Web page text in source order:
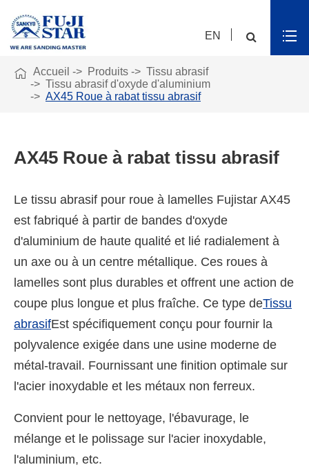
EN
 Accueil Produits
Tissu abrasif
Tissu abrasif d'oxyde d'aluminium
AX45 Roue à rabat tissu abrasif
AX45 Roue à rabat tissu abrasif
Le tissu abrasif pour roue à lamelles Fujistar AX45
est fabriqué à partir de bandes d'oxyde
d'aluminium de haute qualité et lié radialement à
un axe ou à un centre métallique. Ces roues à
lamelles sont plus durables et offrent une action de
coupe plus longue et plus fraîche. Ce type deTissu
abrasifEst spécifiquement conçu pour fournir la
polyvalence exigée dans une usine moderne de
métal-travail. Fournissant une finition optimale sur
l'acier inoxydable et les métaux non ferreux.
Convient pour le nettoyage, l'ébavurage, le
mélange et le polissage sur l'acier inoxydable,
l'aluminium, etc.